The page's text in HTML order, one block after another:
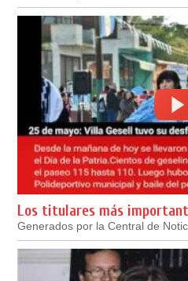
Los titulares más
Generados por la Central de